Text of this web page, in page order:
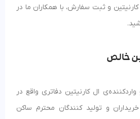
و ثبت سفارش، با همکاران ما در
خالص
ال کارنیتین دفاتری واقع در
و تولید کنندگان محترم ساکن